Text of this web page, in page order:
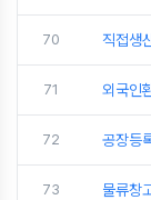
70 직접생
71 외국인
72 공장등
73 물류창